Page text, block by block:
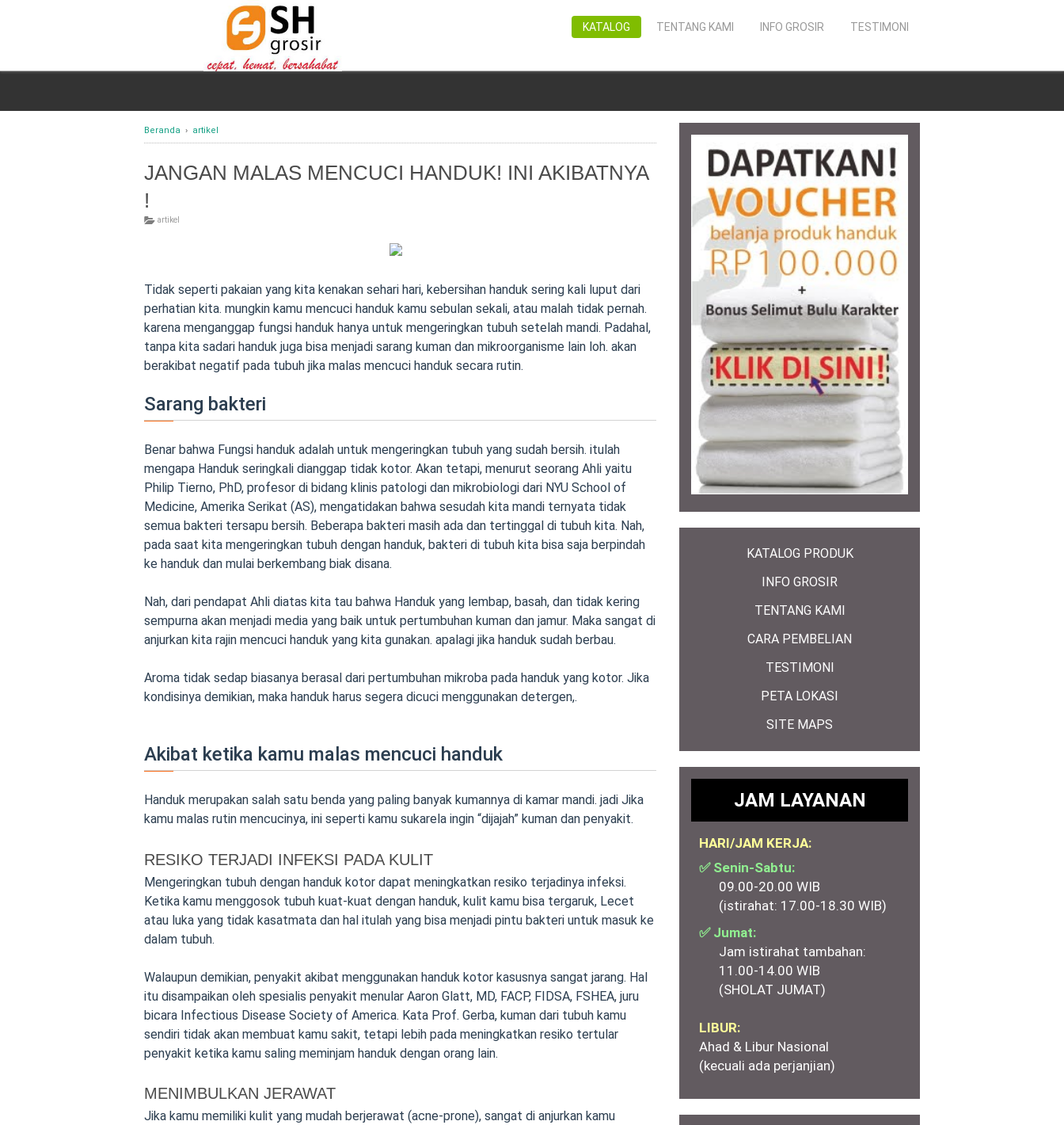
TESTIMONI
INFO GROSIR
TENTANG KAMI
KATALOG
Beranda › artikel
JANGAN MALAS MENCUCI HANDUK! INI AKIBATNYA
!
artikel
Tidak seperti pakaian yang kita kenakan sehari hari, kebersihan handuk sering kali luput dari
perhatian kita. mungkin kamu mencuci handuk kamu sebulan sekali, atau malah tidak pernah.
karena menganggap fungsi handuk hanya untuk mengeringkan tubuh setelah mandi. Padahal,
tanpa kita sadari handuk juga bisa menjadi sarang kuman dan mikroorganisme lain loh. akan
berakibat negatif pada tubuh jika malas mencuci handuk secara rutin.
Sarang bakteri
Benar bahwa Fungsi handuk adalah untuk mengeringkan tubuh yang sudah bersih. itulah
mengapa Handuk seringkali dianggap tidak kotor. Akan tetapi, menurut seorang Ahli yaitu
Philip Tierno, PhD, profesor di bidang klinis patologi dan mikrobiologi dari NYU School of
Medicine, Amerika Serikat (AS), mengatidakan bahwa sesudah kita mandi ternyata tidak
semua bakteri tersapu bersih. Beberapa bakteri masih ada dan tertinggal di tubuh kita. Nah,
pada saat kita mengeringkan tubuh dengan handuk, bakteri di tubuh kita bisa saja berpindah
ke handuk dan mulai berkembang biak disana.
Nah, dari pendapat Ahli diatas kita tau bahwa Handuk yang lembap, basah, dan tidak kering
sempurna akan menjadi media yang baik untuk pertumbuhan kuman dan jamur. Maka sangat di
anjurkan kita rajin mencuci handuk yang kita gunakan. apalagi jika handuk sudah berbau.
Aroma tidak sedap biasanya berasal dari pertumbuhan mikroba pada handuk yang kotor. Jika
kondisinya demikian, maka handuk harus segera dicuci menggunakan detergen,.
Akibat ketika kamu malas mencuci handuk
Handuk merupakan salah satu benda yang paling banyak kumannya di kamar mandi. jadi Jika
kamu malas rutin mencucinya, ini seperti kamu sukarela ingin “dijajah” kuman dan penyakit.
RESIKO TERJADI INFEKSI PADA KULIT
Mengeringkan tubuh dengan handuk kotor dapat meningkatkan resiko terjadinya infeksi.
Ketika kamu menggosok tubuh kuat-kuat dengan handuk, kulit kamu bisa tergaruk, Lecet
atau luka yang tidak kasatmata dan hal itulah yang bisa menjadi pintu bakteri untuk masuk ke
dalam tubuh.
Walaupun demikian, penyakit akibat menggunakan handuk kotor kasusnya sangat jarang. Hal
itu disampaikan oleh spesialis penyakit menular Aaron Glatt, MD, FACP, FIDSA, FSHEA, juru
bicara Infectious Disease Society of America. Kata Prof. Gerba, kuman dari tubuh kamu
sendiri tidak akan membuat kamu sakit, tetapi lebih pada meningkatkan resiko tertular
penyakit ketika kamu saling meminjam handuk dengan orang lain.
MENIMBULKAN JERAWAT
Jika kamu memiliki kulit yang mudah berjerawat (acne-prone), sangat di anjurkan kamu
KATALOG PRODUK
INFO GROSIR
TENTANG KAMI
CARA PEMBELIAN
TESTIMONI
PETA LOKASI
SITE MAPS
JAM LAYANAN
HARI/JAM KERJA:
✅ Senin-Sabtu:
09.00-20.00 WIB
(istirahat: 17.00-18.30 WIB)
✅ Jumat:
Jam istirahat tambahan:
11.00-14.00 WIB
(SHOLAT JUMAT)
LIBUR:
Ahad & Libur Nasional
(kecuali ada perjanjian)